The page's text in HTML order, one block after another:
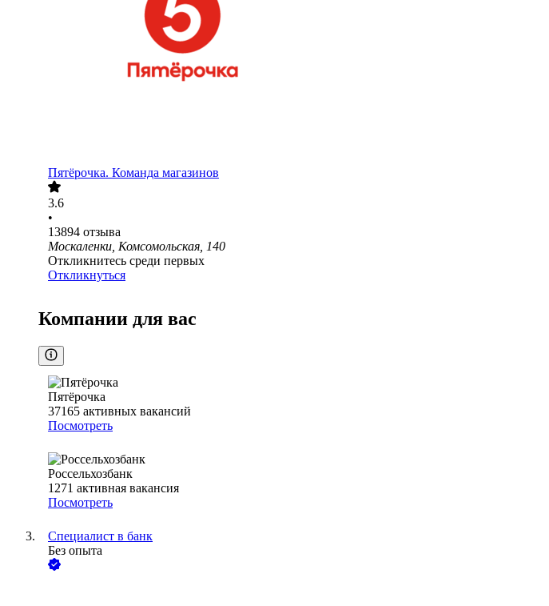
Пятёрочка. Команда магазинов
3.6
•
13894 отзыва
Москаленки, Комсомольская, 140
Откликнитесь среди первых
Откликнуться
Компании для вас
Пятёрочка
37165 активных вакансий
Посмотреть
Россельхозбанк
1271 активная вакансия
Посмотреть
Специалист в банк
Без опыта